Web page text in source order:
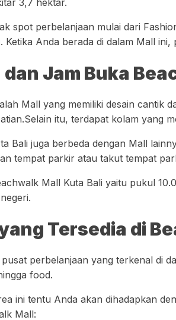
3,7 hektar.
spot perbelanjaan mulai dari
Ketika Anda berada di dalam Mall
Jam Buka
Mall yang memiliki desain cantik
itu, terdapat kolam yang
Bali juga berbeda dengan Mall
tempat parkir atau takut tempat
Mall Kuta Bali yaitu pukul
Tersedia di
pusat perbelanjaan yang terkenal di
food.
ini tentu Anda akan dihadapkan
Mall: